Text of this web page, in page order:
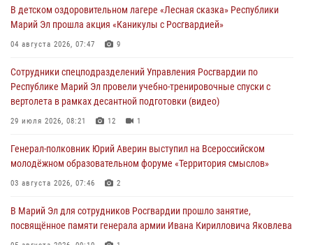
07 августа 2026, 06:25 8 1
Команда «Росгвардия» принимает участие в военно-спортивном
07 августа 2026, 05:43 10
Представитель вневедомственной охраны Управления Росгвардии
по Республике Марий Эл принял участие в учебно-методическом
06 августа 2026, 09:37 10
В Марий Эл сотрудники ЛРР Росгвардии за прошедший месяц
06 августа 2026, 08:00
В детском оздоровительном лагере «Лесная сказка» Республики
Марий Эл прошла акция «Каникулы с Росгвардией»
04 августа 2026, 07:47 9
Сотрудники спецподразделений Управления Росгвардии по
Республике Марий Эл провели учебно-тренировочные спуски с
вертолета в рамках десантной подготовки (видео)
29 июля 2026, 08:21 12 1
Генерал-полковник Юрий Аверин выступил на Всероссийском
молодёжном образовательном форуме «Территория смыслов»
03 августа 2026, 07:46 2
В Марий Эл для сотрудников Росгвардии прошло занятие,
посвящённое памяти генерала армии Ивана Кирилловича Яковлева